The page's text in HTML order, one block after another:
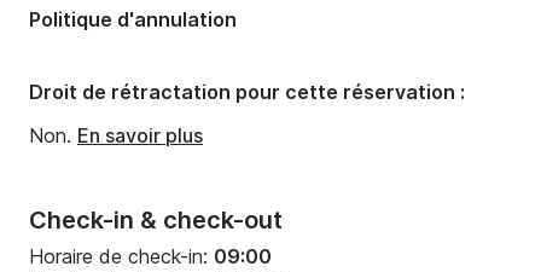
Check-in & check-out
Horaire de check-in: 09:00
Politique d'annulation
Droit de rétractation pour cette réservation :
Non. En savoir plus